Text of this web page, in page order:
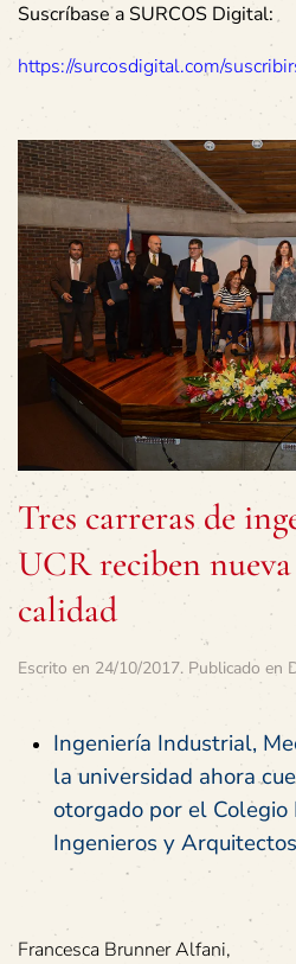
Suscríbase a SURCOS Digital:
https://surcosdigital.com/
Tres carreras de
UCR reciben
calidad
Escrito en 24/10/2017. Publicado en
Ingeniería Industrial,
la universidad ahora
otorgado por el Colegio
Ingenieros y Arquitectos
Francesca Brunner Alfani,